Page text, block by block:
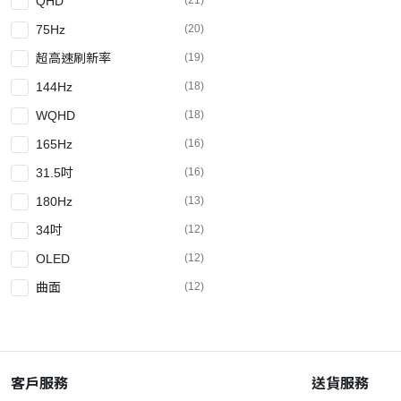
75Hz (20)
超高速刷新率 (19)
144Hz (18)
WQHD (18)
165Hz (16)
31.5吋 (16)
180Hz (13)
34吋 (12)
OLED (12)
曲面 (12)
客戶服務 送貨服務